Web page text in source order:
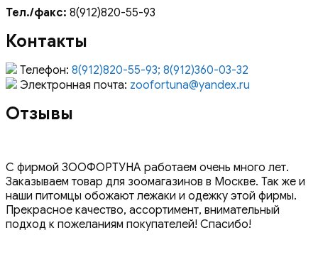
Тел./факс: 8(912)820-55-93
Контакты
Телефон: 8(912)820-55-93; 8(912)360-03-32
Электронная почта: zoofortuna@yandex.ru
Отзывы
С фирмой ЗООФОРТУНА работаем очень много лет.
Заказываем товар для зоомагазинов в Москве. Так же и
наши питомцы обожают лежаки и одежку этой фирмы.
Прекрасное качество, ассортимент, внимательный
подход к пожеланиям покупателей! Спасибо!